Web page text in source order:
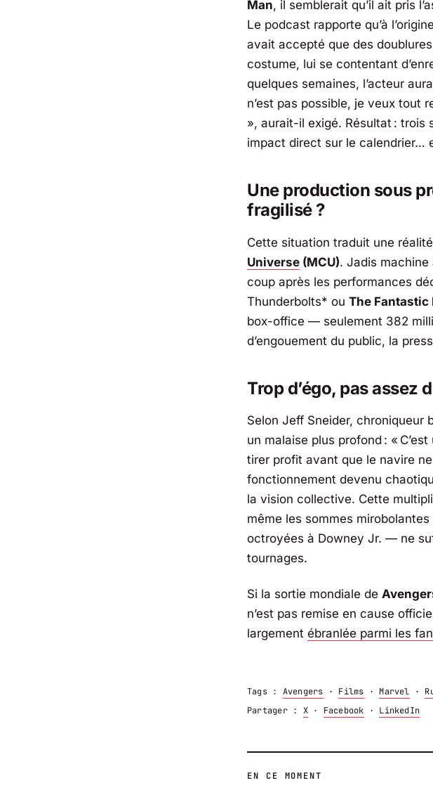
Man, il semblerait qu’il ait pris
Le podcast rapporte qu’à
avait accepté que des
costume, lui se contentant
quelques semaines, l’acteur
n’est pas possible, je veux tout
», aurait-il exigé. Résultat : trois
impact direct sur le calendrier…
Une production sous
fragilisé ?
Cette situation traduit une
Universe (MCU). Jadis machine
coup après les performances
Thunderbolts* ou The Fantastic
box-office — seulement 382
d’engouement du public, la
Trop d’égo, pas assez
Selon Jeff Sneider, chroniqueur
un malaise plus profond : «
tirer profit avant que le navire
fonctionnement devenu
la vision collective. Cette
même les sommes
octroyées à Downey Jr. — ne
tournages.
Si la sortie mondiale de
n’est pas remise en cause
largement ébranlée parmi les
Tags : Avengers · Films · Marvel ·
Partager : X· Facebook · LinkedIn
EN CE MOMENT